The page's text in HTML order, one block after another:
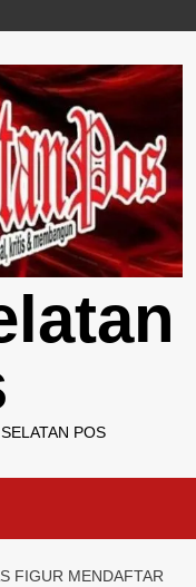
POS
FIGUR MENDAFTAR